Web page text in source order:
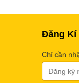
Đăng Kí
Chỉ cần